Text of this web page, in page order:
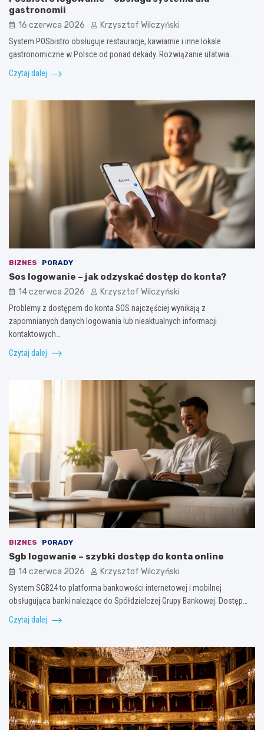
gastronomii
16 czerwca 2026 Krzysztof Wilczyński
System POSbistro obsługuje restauracje, kawiarnie i inne lokale
gastronomiczne w Polsce od ponad dekady. Rozwiązanie ułatwia…
Czytaj dalej
BIZNES PORADY
Sos logowanie – jak odzyskać dostęp do konta?
14 czerwca 2026 Krzysztof Wilczyński
Problemy z dostępem do konta SOS najczęściej wynikają z
zapomnianych danych logowania lub nieaktualnych informacji
kontaktowych…
Czytaj dalej
BIZNES PORADY
Sgb logowanie – szybki dostęp do konta online
14 czerwca 2026 Krzysztof Wilczyński
System SGB24 to platforma bankowości internetowej i mobilnej
obsługująca banki należące do Spółdzielczej Grupy Bankowej. Dostęp…
Czytaj dalej